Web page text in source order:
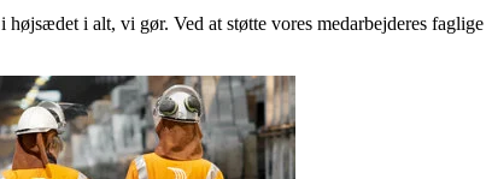
højsædet i alt, vi gør. Ved at støtte vores medarbejderes